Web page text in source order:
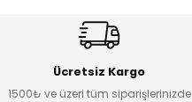
Ücretsiz Kargo
1500₺ ve üzeri tüm siparişlerinizde